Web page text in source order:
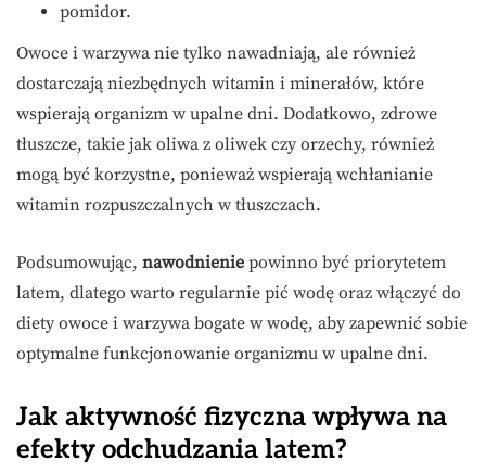
pomidor.
Owoce i warzywa nie tylko nawadniają, ale również
dostarczają niezbędnych witamin i minerałów, które
wspierają organizm w upalne dni. Dodatkowo, zdrowe
tłuszcze, takie jak oliwa z oliwek czy orzechy, również
mogą być korzystne, ponieważ wspierają wchłanianie
witamin rozpuszczalnych w tłuszczach.
Podsumowując, nawodnienie powinno być priorytetem
latem, dlatego warto regularnie pić wodę oraz włączyć do
diety owoce i warzywa bogate w wodę, aby zapewnić sobie
optymalne funkcjonowanie organizmu w upalne dni.
Jak aktywność fizyczna wpływa na
efekty odchudzania latem?